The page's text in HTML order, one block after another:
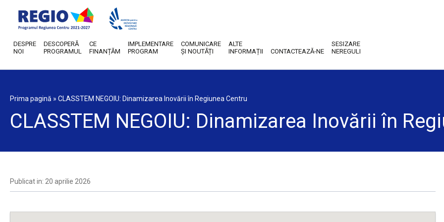
DESPRE
NOI
DESCOPERĂ
PROGRAMUL
CE
FINANȚĂM
IMPLEMENTARE
PROGRAM
COMUNICARE
ȘI NOUTĂȚI
ALTE
INFORMAȚII
CONTACTEAZĂ-NE
SESIZARE
NEREGULI
Prima pagină » CLASSTEM NEGOIU: Dinamizarea Inovării în Regiunea Centru
CLASSTEM NEGOIU: Dinamizarea Inovării în
Publicat in: 20 aprilie 2026